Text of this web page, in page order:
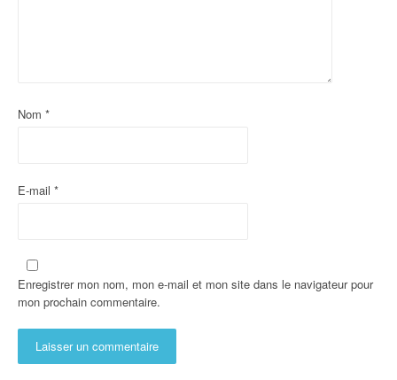
Nom *
E-mail *
Enregistrer mon nom, mon e-mail et mon site dans le navigateur pour
mon prochain commentaire.